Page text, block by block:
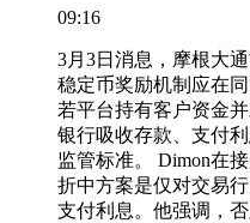
09:16
3月3日消息，摩根大通
稳定币奖励机制应在
若平台持有客户资金
银行吸收存款、支付
监管标准。 Dimon在
折中方案是仅对交易
支付利息。他强调，